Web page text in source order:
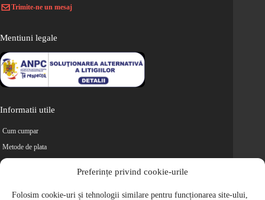
Preferințe privind cookie-urile
Folosim cookie-uri și tehnologii similare pentru funcționarea site-ului,
Trimite-ne un mesaj
Mentiuni legale
Informatii utile
Cum cumpar
Metode de plata
Retur